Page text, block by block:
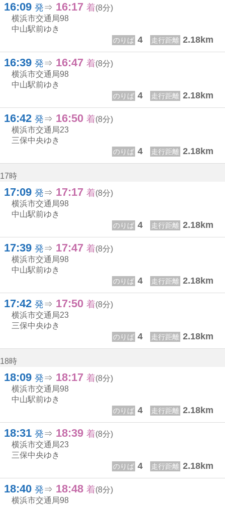
16:09 16じ 9ふん
発⇒ 16:17 着(8分)
横浜市交通局98
中山駅前ゆき
のりば 4 走行距離 2.18km
16:39 16じ 39ふん
発⇒ 16:47 着(8分)
横浜市交通局98
中山駅前ゆき
のりば 4 走行距離 2.18km
16:42 16じ 42ふん
発⇒ 16:50 着(8分)
横浜市交通局23
三保中央ゆき
のりば 4 走行距離 2.18km
17時
17:09 17じ 9ふん
発⇒ 17:17 着(8分)
横浜市交通局98
中山駅前ゆき
のりば 4 走行距離 2.18km
17:39 17じ 39ふん
発⇒ 17:47 着(8分)
横浜市交通局98
中山駅前ゆき
のりば 4 走行距離 2.18km
17:42 17じ 42ふん
発⇒ 17:50 着(8分)
横浜市交通局23
三保中央ゆき
のりば 4 走行距離 2.18km
18時
18:09 18じ 9ふん
発⇒ 18:17 着(8分)
横浜市交通局98
中山駅前ゆき
のりば 4 走行距離 2.18km
18:31 18じ 31ふん
発⇒ 18:39 着(8分)
横浜市交通局23
三保中央ゆき
のりば 4 走行距離 2.18km
18:40 18じ 40ふん
発⇒ 18:48 着(8分)
横浜市交通局98